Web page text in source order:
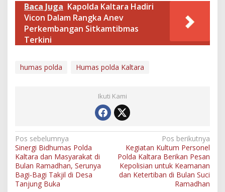
Baca Juga Kapolda Kaltara Hadiri
Vicon Dalam Rangka Anev
Perkembangan Sitkamtibmas
Terkini
humas polda Humas polda Kaltara
Ikuti Kami
N
a
v
i
Pos sebelumnya
Sinergi Bidhumas Polda
Kaltara dan Masyarakat di
Bulan Ramadhan, Serunya
Bagi-Bagi Takjil di Desa
Tanjung Buka
Pos berikutnya
Kegiatan Kultum Personel
Polda Kaltara Berikan Pesan
Kepolisian untuk Keamanan
dan Ketertiban di Bulan Suci
Ramadhan